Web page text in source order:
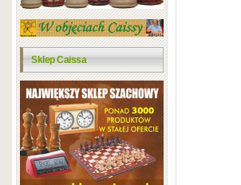
Sklep Caissa